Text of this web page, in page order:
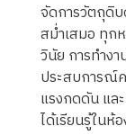
จัดการวัตถุดิบ
สม่ำเสมอ ทุก
วินัย การทำง
ประสบการณ์
แรงกดดัน แล
ได้เรียนรู้ในห้